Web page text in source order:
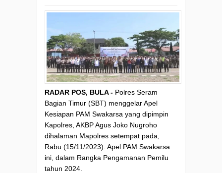
RADAR POS, BULA - Polres Seram
Bagian Timur (SBT) menggelar Apel
Kesiapan PAM Swakarsa yang dipimpin
Kapolres, AKBP Agus Joko Nugroho
dihalaman Mapolres setempat pada,
Rabu (15/11/2023). Apel PAM Swakarsa
ini, dalam Rangka Pengamanan Pemilu
tahun 2024.